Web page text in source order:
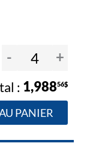
- +
1,98856$
PANIER